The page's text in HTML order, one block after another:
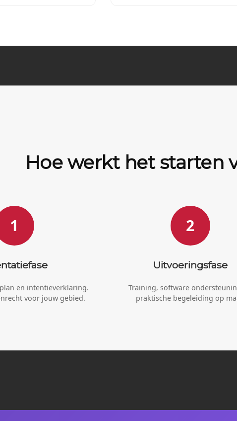
Hoe werkt het starten
1
en intentieverklaring.
voor jouw gebied.
2
Uitvoeringsfase
Training, software
praktische begeleiding op